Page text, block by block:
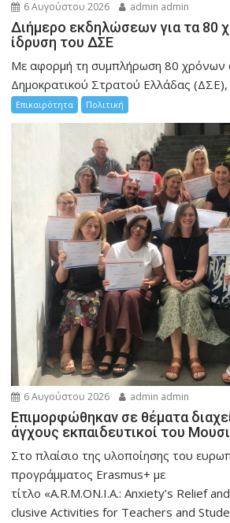
6 Αυγούστου 2026 admin admin
Διήμερο εκδηλώσεων για τα 80
ίδρυση του ΔΣΕ
Με αφορμή τη συμπλήρωση 80 χρόνων
Δημοκρατικού Στρατού Ελλάδας (ΔΣΕ),
Επικαιρότητα Πολιτική
6 Αυγούστου 2026 admin admin
Eπιμορφώθηκαν σε θέματα
άγχους εκπαιδευτικοί του
Στο πλαίσιο της υλοποίησης του
προγράμματος Erasmus+ με
τίτλο «A.R.M.ON.I.A.: Anxiety’s Relief
clusive Activities for Teachers and